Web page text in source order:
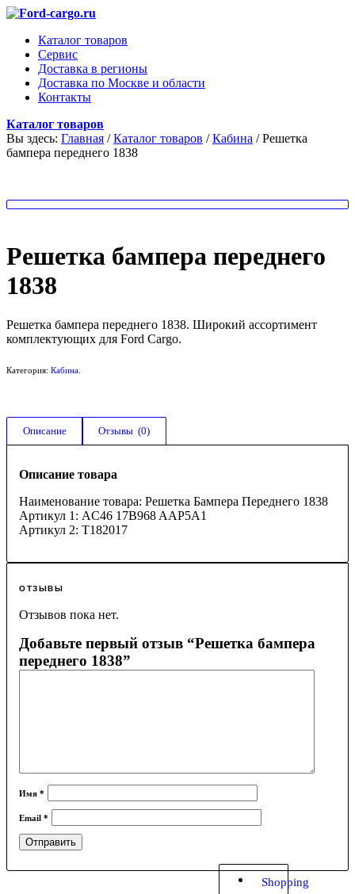
Shopping
Каталог товаров
Сервис
Доставка в регионы
Доставка по Москве и области
Контакты
Каталог товаров
Вы здесь: Главная / Каталог товаров / Кабина / Решетка
бампера переднего 1838
Решетка бампера переднего
1838
Решетка бампера переднего 1838. Широкий ассортимент
комплектующих для Ford Cargo.
Категория: Кабина
Описание Отзывы  (0)
Описание товара
Наименование товара: Решетка Бампера Переднего 1838
Артикул 1: AC46 17B968 AAP5A1
Артикул 2: T182017
ОТЗЫВЫ
Отзывов пока нет.
Добавьте первый отзыв “Решетка бампера
переднего 1838”
Имя *
Email *